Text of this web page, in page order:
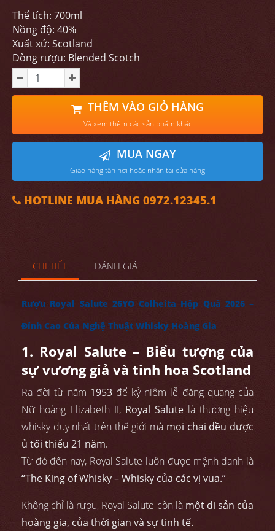
Thể tích: 700ml
Nồng độ: 40%
Xuất xứ: Scotland
Dòng rượu: Blended Scotch
THÊM VÀO GIỎ HÀNG
Và xem thêm các sản phẩm khác
MUA NGAY
Giao hàng tận nơi hoặc nhận tại cửa hàng
HOTLINE MUA HÀNG 0972.12345.1
CHI TIẾT ĐÁNH GIÁ
Rượu Royal Salute 26YO Colheita Hộp Quà 2026 –
Đỉnh Cao Của Nghệ Thuật Whisky Hoàng Gia
1. Royal Salute – Biểu tượng của
sự vương giả và tinh hoa Scotland
Ra đời từ năm 1953để kỷ niệm lễ đăng quang của
Nữ hoàng Elizabeth II, Royal Salute là thương hiệu
whisky duy nhất trên thế giới mà mọi chai đều được
ủ tối thiểu 21 năm.
Từ đó đến nay, Royal Salute luôn được mệnh danh là
“The King of Whisky – Whisky của các vị vua.”
Không chỉ là rượu, Royal Salute còn là một di sản của
hoàng gia, của thời gian và sự tinh tế.